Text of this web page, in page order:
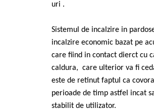
uri .
Sistemul de incalzire in
incalzire economic bazat pe
care fiind in contact dierct cu
caldura, care ulterior va fi
este de retinut faptul ca
perioade de timp astfel incat
stabilit de utilizator.